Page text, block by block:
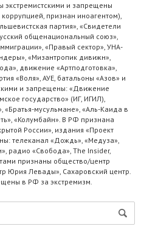
экстремистскими и запрещены
признан иноагентом),
партия», «Свидетели
общенациональный союз»,
«Правый сектор», УНА-
«Мизантропик дивижн»,
движение «Артподготовка»,
«Воля», АУЕ, батальоны «Азов» и
и запрещены: «Движение
государство» (ИГ, ИГИЛ),
мусульмане», «Аль-Каида в
«Колумбайн». В РФ признана
России», издания «Проект
телеканал «Дождь», «Медуза»,
радио «Свобода», The Insider,
признаны общество/центр
Юрия Левады», Сахаровский центр.
в РФ за экстремизм.